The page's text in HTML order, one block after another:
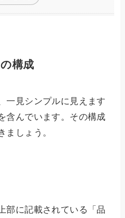
構成
一見シンプルに見えます
含んでいます。その構成
ましょう。
部に記載されている「品